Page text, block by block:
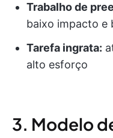
Trabalho de
baixo impacto e
Tarefa ingrata:
alto esforço
3. Modelo